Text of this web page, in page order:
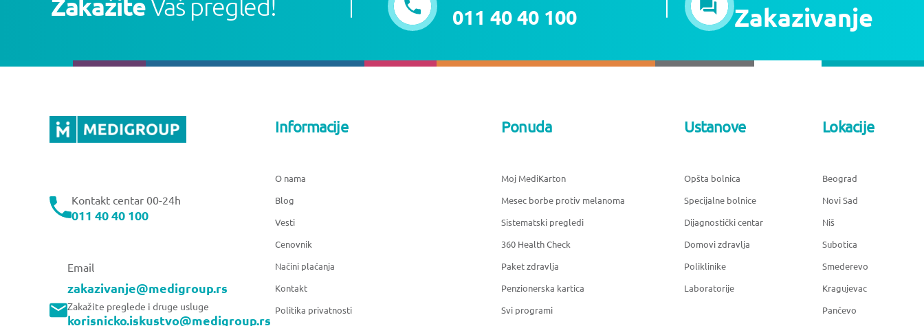
ZakažiteVaš pregled! 011 40 40 100 Zakazivanje
Kontakt centar 00-24h
011 40 40 100
Email
zakazivanje@medigroup.rs
Zakažite preglede i druge usluge
korisnicko.iskustvo@medigroup.rs
Informacije
O nama
Blog
Vesti
Cenovnik
Načini plaćanja
Kontakt
Politika privatnosti
Ponuda
Moj MediKarton
Mesec borbe protiv melanoma
Sistematski pregledi
360 Health Check
Paket zdravlja
Penzionerska kartica
Svi programi
Ustanove
Opšta bolnica
Specijalne bolnice
Dijagnostički centar
Domovi zdravlja
Poliklinike
Laboratorije
Lokacije
Beograd
Novi Sad
Niš
Subotica
Smederevo
Kragujevac
Pančevo